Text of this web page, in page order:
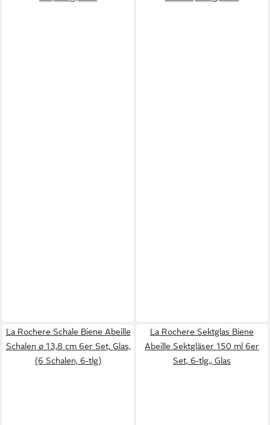
La Rochere Schale Biene Abeille
Schalen ø 13,8 cm 6er Set, Glas,
(6 Schalen, 6-tlg)
La Rochere Sektglas Biene
Abeille Sektgläser 150 ml 6er
Set, 6-tlg., Glas